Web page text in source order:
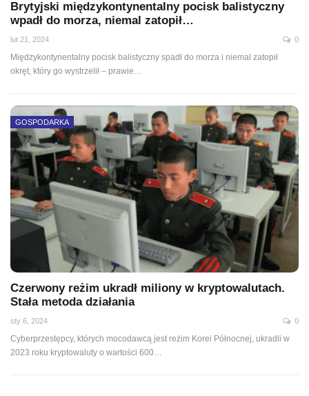
Brytyjski międzykontynentalny pocisk balistyczny
wpadł do morza, niemal zatopił…
lut 21, 2024 0
Międzykontynentalny pocisk balistyczny spadł do morza i niemal zatopił
okręt, który go wystrzelił – prawie…
GOSPODARKA
Czerwony reżim ukradł miliony w kryptowalutach.
Stała metoda działania
sty 6, 2024 0
Cyberprzestępcy, których mocodawcą jest reżim Korei Północnej, ukradli w
2023 roku kryptowaluty o wartości 600…